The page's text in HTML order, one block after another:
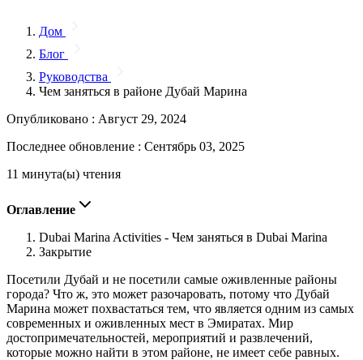
Дом
Блог
Руководства
Чем заняться в районе Дубай Марина
Опубликовано : Август 29, 2024
Последнее обновление : Сентябрь 03, 2025
11 минута(ы) чтения
Оглавление
Dubai Marina Activities - Чем заняться в Dubai Marina
Закрытие
Посетили Дубай и не посетили самые оживленные районы
города? Что ж, это может разочаровать, потому что Дубай
Марина может похвастаться тем, что является одним из самых
современных и оживленных мест в Эмиратах. Мир
достопримечательностей, мероприятий и развлечений,
которые можно найти в этом районе, не имеет себе равных.